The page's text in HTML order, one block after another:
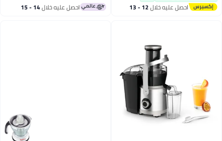
احصل عليه خلال 12 - 13 احصل عليه خلال 14 - 15